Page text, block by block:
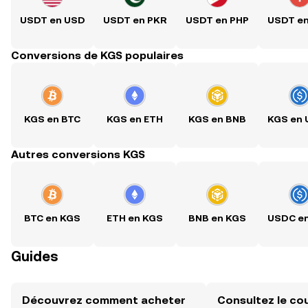
USDT en USD USDT en PKR USDT en PHP USDT
Conversions de KGS populaires
KGS en BTC KGS en ETH KGS en BNB KGS en
Autres conversions KGS
BTC en KGS ETH en KGS BNB en KGS USDC
Guides
Découvrez comment acheter
Consultez le